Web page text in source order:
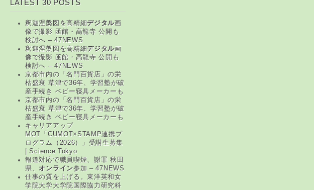
LATEST 30 POSTS
釈迦涅槃図を高精細デジタル画
像で撮影 函館・高龍寺 公開も
検討へ – 47NEWS
釈迦涅槃図を高精細デジタル画
像で撮影 函館・高龍寺 公開も
検討へ – 47NEWS
京都市内の「名門百貨店」の栄
枯盛衰 草津で36年、学習塾が破
産手続き ベビー寝具メーカーも
京都市内の「名門百貨店」の栄
枯盛衰 草津で36年、学習塾が破
産手続き ベビー寝具メーカーも
キャリアアップ
MOT「CUMOT×STAMP連携プ
ログラム（2026）」受講生募集
| Science Tokyo
報道対応で職員喫煙、謝罪 秋田
県、 オンライン参加 – 47NEWS
仕事の質を上げる。東洋英和女
学院大学大学院国際協力研究科